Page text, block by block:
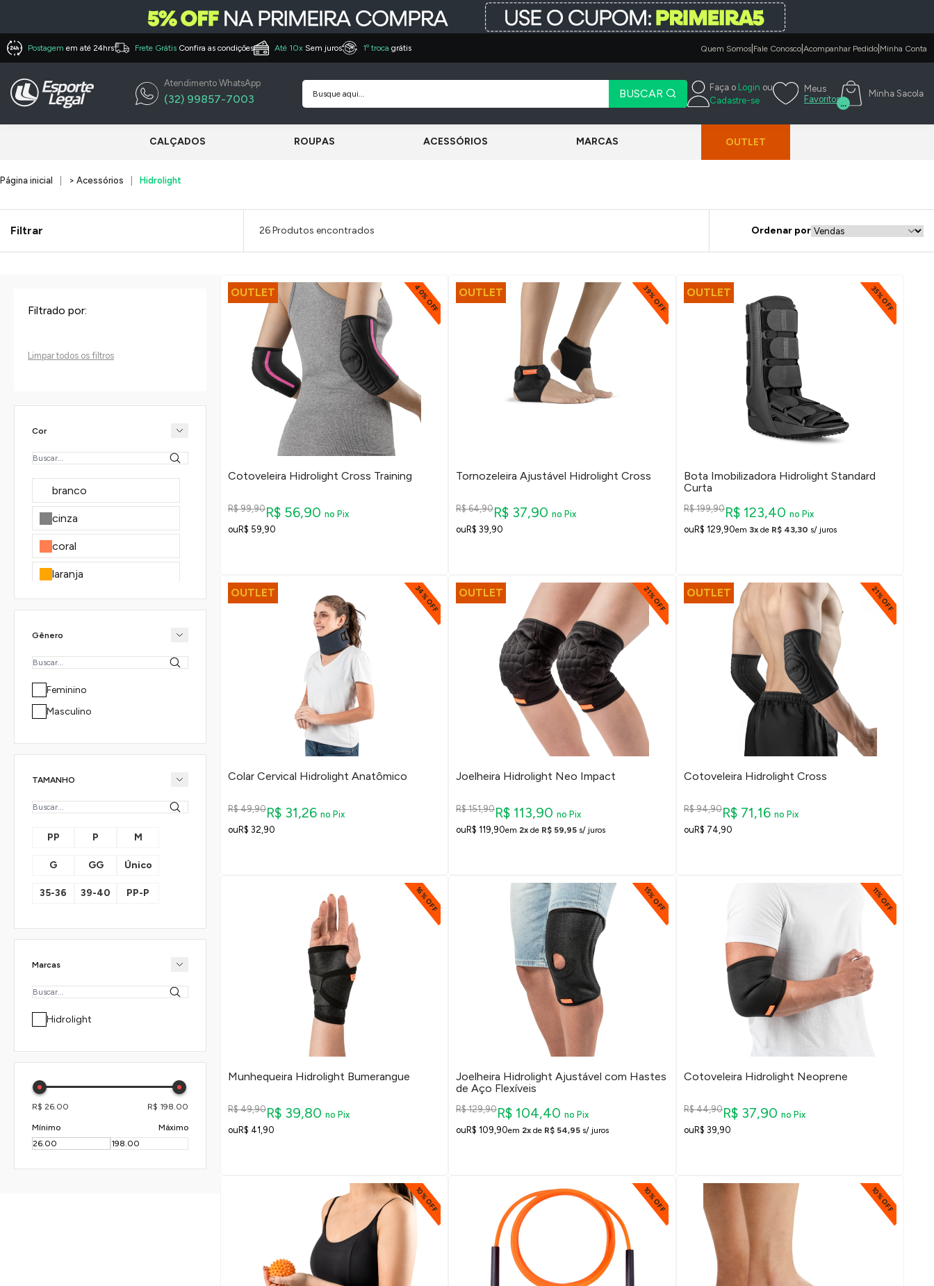
Postagem em até 24hrs Frete Grátis Confira as condições Até 10x Sem juros 1º troca grátis Quem Somos Fale Conosco Acompanhar Pedido Minha Conta
Atendimento WhatsApp
(32) 99857-7003 BUSCAR Faça o Login ou
Cadastre-se
Meus
Favoritos
Minha Sacola
...
CALÇADOS ROUPAS ACESSÓRIOS MARCAS OUTLET
Página inicial > Acessórios Hidrolight
Filtrar 26 Produtos encontrados Ordenar por
Filtrado por:
Limpar todos os filtros
Cor
branco
cinza
coral
laranja
preto
Gênero
Feminino
Masculino
TAMANHO
PP P M
G GG Único
35-36 39-40 PP-P
Marcas
Hidrolight
R$ 26.00 R$ 198.00
Mínimo Máximo
OUTLET 40% OFF
Cotoveleira Hidrolight Cross Training
R$ 99,90R$ 56,90 no Pix
R$ 59,90
OUTLET 39% OFF
Tornozeleira Ajustável Hidrolight Cross
R$ 64,90R$ 37,90 no Pix
R$ 39,90
OUTLET 35% OFF
Bota Imobilizadora Hidrolight Standard
Curta
R$ 199,90R$ 123,40 no Pix
R$ 129,90em 3xde R$ 43,30 s/ juros
OUTLET 34% OFF
Colar Cervical Hidrolight Anatômico
R$ 49,90R$ 31,26 no Pix
R$ 32,90
OUTLET 21% OFF
Joelheira Hidrolight Neo Impact
R$ 151,90R$ 113,90 no Pix
R$ 119,90em 2xde R$ 59,95s/ juros
OUTLET 21% OFF
Cotoveleira Hidrolight Cross
R$ 94,90R$ 71,16 no Pix
R$ 74,90
16% OFF
Munhequeira Hidrolight Bumerangue
R$ 49,90R$ 39,80 no Pix
R$ 41,90
15% OFF
Joelheira Hidrolight Ajustável com Hastes
de Aço Flexíveis
R$ 129,90R$ 104,40 no Pix
R$ 109,90em 2xde R$ 54,95s/ juros
11% OFF
Cotoveleira Hidrolight Neoprene
R$ 44,90R$ 37,90 no Pix
R$ 39,90
10% OFF 10% OFF 10% OFF